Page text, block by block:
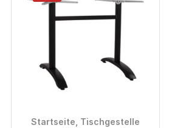
Startseite Tischgestelle